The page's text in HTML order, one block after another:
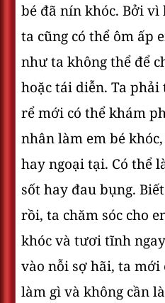
bé đã nín khóc. Bởi
ta cũng có thể ôm ấp
như ta không thể để
hoặc tái diễn. Ta
rể mới có thể khám
nhân làm em bé
hay ngoại tại. Có thể
sốt hay đau bụng.
rồi, ta chăm sóc cho
khóc và tươi tĩnh
vào nỗi sợ hãi, ta
làm gì và không cần